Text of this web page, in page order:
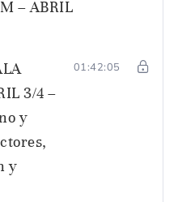
– ABRIL
3/4 –
y
y
01:42:05